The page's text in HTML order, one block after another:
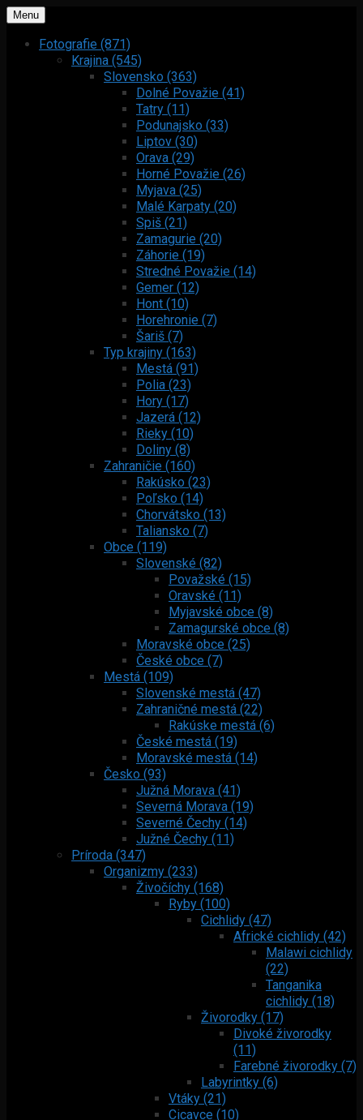
Menu
Fotografie (871)
Krajina (545)
Slovensko (363)
Dolné Považie (41)
Tatry (11)
Podunajsko (33)
Liptov (30)
Orava (29)
Horné Považie (26)
Myjava (25)
Malé Karpaty (20)
Spiš (21)
Zamagurie (20)
Záhorie (19)
Stredné Považie (14)
Gemer (12)
Hont (10)
Horehronie (7)
Šariš (7)
Typ krajiny (163)
Mestá (91)
Polia (23)
Hory (17)
Jazerá (12)
Rieky (10)
Doliny (8)
Zahraničie (160)
Rakúsko (23)
Poľsko (14)
Chorvátsko (13)
Taliansko (7)
Obce (119)
Slovenské (82)
Považské (15)
Oravské (11)
Myjavské obce (8)
Zamagurské obce (8)
Moravské obce (25)
České obce (7)
Mestá (109)
Slovenské mestá (47)
Zahraničné mestá (22)
Rakúske mestá (6)
České mestá (19)
Moravské mestá (14)
Česko (93)
Južná Morava (41)
Severná Morava (19)
Severné Čechy (14)
Južné Čechy (11)
Príroda (347)
Organizmy (233)
Živočíchy (168)
Ryby (100)
Cichlidy (47)
Africké cichlidy (42)
Malawi cichlidy
(22)
Tanganika
cichlidy (18)
Živorodky (17)
Divoké živorodky
(11)
Farebné živorodky (7)
Labyrintky (6)
Vtáky (21)
Cicavce (10)